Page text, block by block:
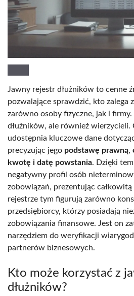
Jawny rejestr dłużników to cenne
pozwalające sprawdzić, kto zalega
zarówno osoby fizyczne, jak i
dłużników, ale również wierzycieli.
udostępnia kluczowe dane
precyzując jego podstawę prawną,
kwotę i datę powstania. Dzięki
negatywny profil osób
zobowiązań, prezentując całkowitą
rejestrze tym figurują zarówno
przedsiębiorcy, którzy posiadają
zobowiązania finansowe. Jest on
narzędziem do weryfikacji
partnerów biznesowych.
Kto może korzystać z
dłużników?